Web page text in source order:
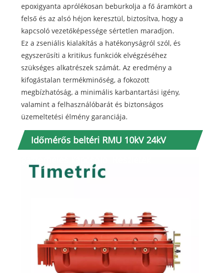
epoxigyanta aprólékosan beburkolja a fő áramkört a
felső és az alsó héjon keresztül, biztosítva, hogy a
kapcsoló vezetőképessége sértetlen maradjon.
Ez a zseniális kialakítás a hatékonyságról szól, és
egyszerűsíti a kritikus funkciók elvégzéséhez
szükséges alkatrészek számát. Az eredmény a
kifogástalan termékminőség, a fokozott
megbízhatóság, a minimális karbantartási igény,
valamint a felhasználóbarát és biztonságos
üzemeltetési élmény garanciája.
Időmérős beltéri RMU 10kV 24kV